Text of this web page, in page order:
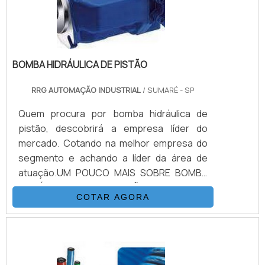
BOMBA HIDRÁULICA DE PISTÃO
RRG AUTOMAÇÃO INDUSTRIAL / SUMARÉ - SP
Quem procura por bomba hidráulica de
pistão, descobrirá a empresa líder do
mercado. Cotando na melhor empresa do
segmento e achando a líder da área de
atuação.UM POUCO MAIS SOBRE BOMBA
HIDRÁULICA DE PISTÃOQuem quer
encontrar bomba hidráulica de pistão em
uma empresa altamente qualificada, vai até
grande know-how focado em projeto,
fabricação e reforma de unidade hidráulica
COTAR AGORA